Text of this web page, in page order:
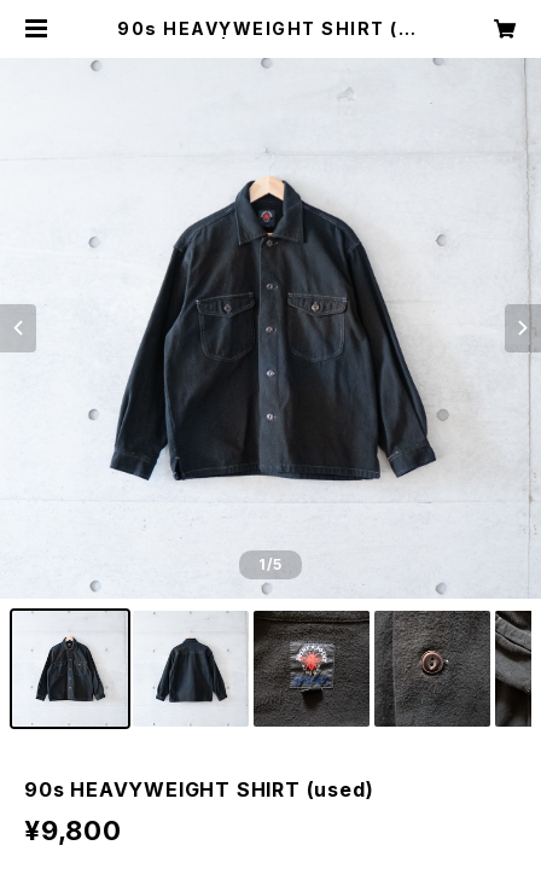
90s HEAVYWEIGHT SHIRT (us
1/5
90s HEAVYWEIGHT SHIRT (used)
¥9,800